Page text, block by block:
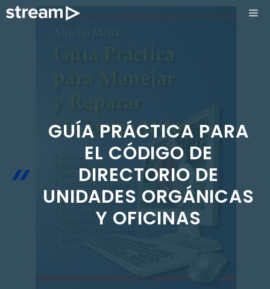
Saltar
GUÍA PRÁCTICA PARA
EL CÓDIGO DE
DIRECTORIO DE
UNIDADES ORGÁNICAS
Y OFICINAS